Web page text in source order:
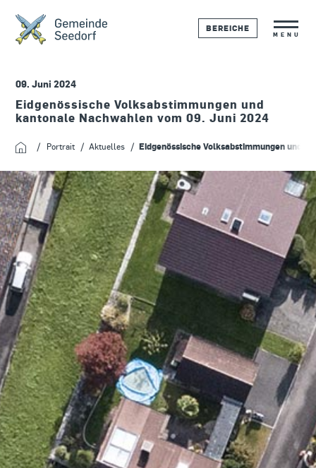
MENU
BEREICHE
09. Juni 2024
Eidgenössische Volksabstimmungen und
kantonale Nachwahlen vom 09. Juni 2024
Portrait Aktuelles Eidgenössische Volksabstimmungen und